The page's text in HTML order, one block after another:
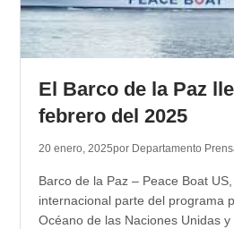
El Barco de la Paz
febrero del 2025
20 enero, 2025por Departamento
Barco de la Paz – Peace Boat
internacional parte del programa
Océano de las Naciones Unidas